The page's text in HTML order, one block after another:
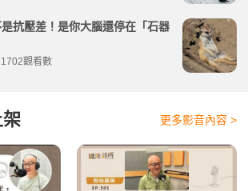
抗壓差！是你大腦還停在「石器
觀看數
更多影音內容 >